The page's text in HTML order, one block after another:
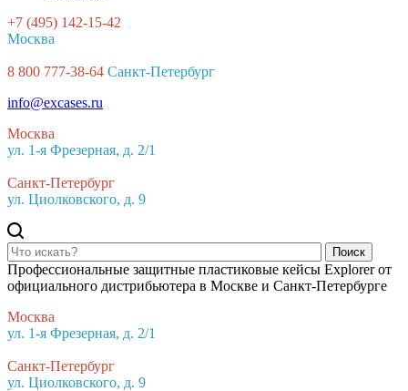
+7 (495) 142-15-42
Москва
8 800 777-38-64 Санкт-Петербург
info@excases.ru
Москва
ул. 1-я Фрезерная, д. 2/1
Санкт-Петербург
ул. Циолковского, д. 9
Поиск
Профессиональные защитные пластиковые кейсы Explorer от
официального дистрибьютера в Москве и Санкт-Петербурге
Москва
ул. 1-я Фрезерная, д. 2/1
Санкт-Петербург
ул. Циолковского, д. 9